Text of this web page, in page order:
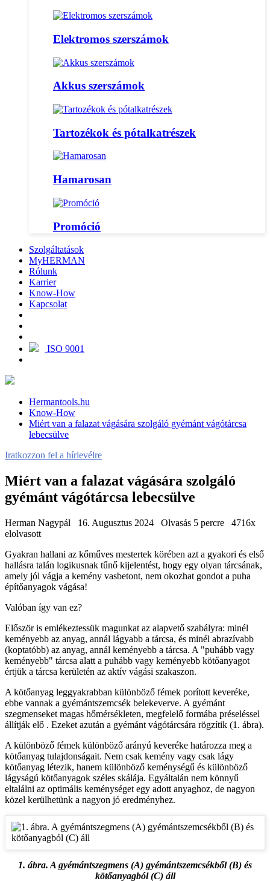
Elektromos szerszámok
Akkus szerszámok
Tartozékok és pótalkatrészek
Hamarosan
Promóció
Szolgáltatások
MyHERMAN
Rólunk
Karrier
Know-How
Kapcsolat
ISO 9001
Hermantools.hu
Know-How
Miért van a falazat vágására szolgáló gyémánt vágótárcsa
lebecsülve
Iratkozzon fel a hírlevélre
Miért van a falazat vágására szolgáló
gyémánt vágótárcsa lebecsülve
Herman Nagypál 16. Augusztus 2024 Olvasás 5 percre
4716x
elolvasott
Gyakran hallani az kőműves mestertek körében azt a gyakori és első
hallásra talán logikusnak tűnő kijelentést, hogy egy olyan tárcsának,
amely jól vágja a kemény vasbetont, nem okozhat gondot a puha
építőanyagok vágása!
Valóban így van ez?
Először is emlékeztessük magunkat az alapvető szabályra: minél
keményebb az anyag, annál lágyabb a tárcsa, és minél abrazívabb
(koptatóbb) az anyag, annál keményebb a tárcsa. A "puhább vagy
keményebb" tárcsa alatt a puhább vagy keményebb kötőanyagot
értjük a tárcsa kerületén az aktív vágási szakaszon.
A kötőanyag leggyakrabban különböző fémek porított keveréke,
ebbe vannak a gyémántszemcsék belekeverve. A gyémánt
szegmenseket magas hőmérsékleten, megfelelő formába préseléssel
állítják elő . Ezeket azután a gyémánt vágótárcsára rögzítik (1. ábra).
A különböző fémek különböző arányú keveréke határozza meg a
kötőanyag tulajdonságait. Nem csak kemény vagy csak lágy
kötőanyag létezik, hanem különböző keménységű és különböző
lágyságú kötőanyagok széles skálája. Egyáltalán nem könnyű
eltalálni az optimális keménységet egy adott anyaghoz, de nagyon
közel kerülhetünk a nagyon jó eredményhez.
1. ábra. A gyémántszegmens (A) gyémántszemcsékből (B) és
kötőanyagból (C) áll